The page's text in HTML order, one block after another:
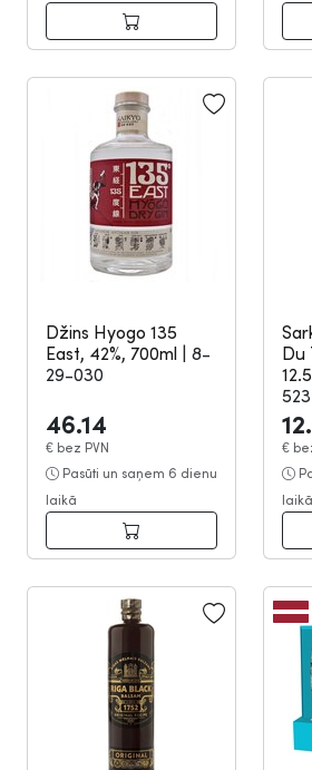
Džins Hyogo 135
East, 42%, 700ml
8-
29-030
46.14
€ bez PVN
Pasūti un saņem 6 dienu
laikā
Du
523
€
laikā